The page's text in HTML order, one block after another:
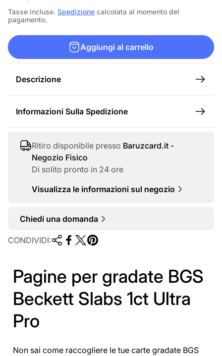
r
e
z
z
Tasse incluse. Spedizione calcolata al momento del
pagamento.
Aggiungi al carrello
Descrizione
Informazioni Sulla Spedizione
Ritiro disponibile presso Baruzcard.it -
Negozio Fisico
Di solito pronto in 24 ore
Visualizza le informazioni sul negozio
Chiedi una domanda
CONDIVIDI:
Pagine per gradate BGS
Beckett Slabs 1ct Ultra
Pro
Non sai come raccogliere le tue carte gradate BGS